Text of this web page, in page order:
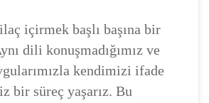
içirmek başlı başına bir
dili konuşmadığımız ve
kendimizi ifade
bir süreç yaşarız. Bu